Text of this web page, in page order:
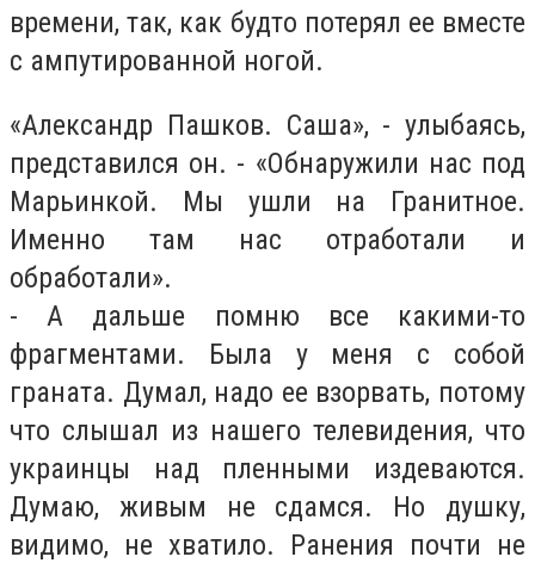
времени, так, как будто потерял ее вместе
с ампутированной ногой.
«Александр Пашков. Саша», - улыбаясь,
представился он. - «Обнаружили нас под
Марьинкой. Мы ушли на Гранитное.
Именно там нас отработали и
обработали».
- А дальше помню все какими-то
фрагментами. Была у меня с собой
граната. Думал, надо ее взорвать, потому
что слышал из нашего телевидения, что
украинцы над пленными издеваются.
Думаю, живым не сдамся. Но душку,
видимо, не хватило. Ранения почти не